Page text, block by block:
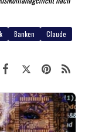
Banken
Claude